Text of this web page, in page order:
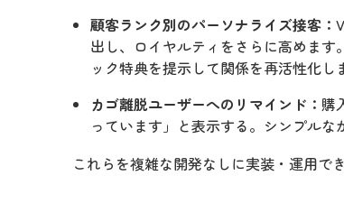
顧客ランク別のパーソナライズ接客：
出し、ロイヤルティをさらに高めま
ック特典を提示して関係を再活性化し
カゴ離脱ユーザーへのリマインド： 購
っています」と表示する。シンプルな
これらを複雑な開発なしに実装・運用で